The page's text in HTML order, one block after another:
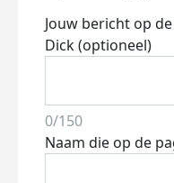
Jouw bericht op
Dick (optioneel)
0/150
Naam die op de